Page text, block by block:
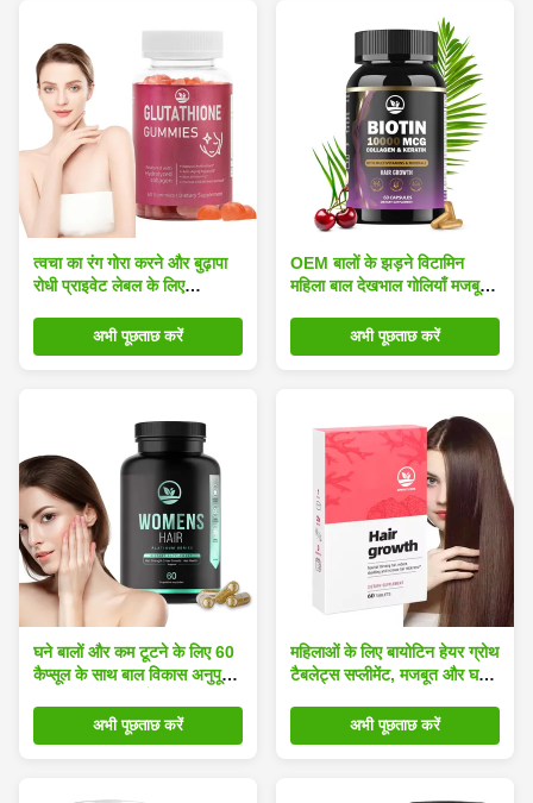
त्वचा का रंग गोरा करने और बुढ़ापा
रोधी प्राइवेट लेबल के लिए
अभी पूछताछ करें
OEM बालों के झड़ने विटामिन
महिला बाल देखभाल गोलियाँ मजबूत
अभी पूछताछ करें
घने बालों और कम टूटने के लिए 60
कैप्सूल के साथ बाल विकास अनुपूरक
अभी पूछताछ करें
महिलाओं के लिए बायोटिन हेयर ग्रोथ
टैबलेट्स सप्लीमेंट, मजबूत और घने
अभी पूछताछ करें